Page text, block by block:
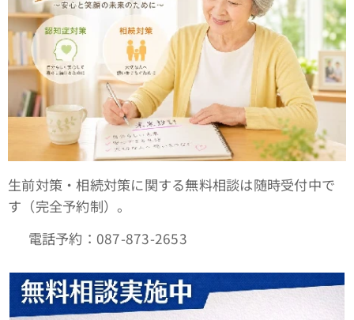
生前対策・相続対策に関する無料相談は随時受付中で
す（完全予約制）。
📞 電話予約：087-873-2653